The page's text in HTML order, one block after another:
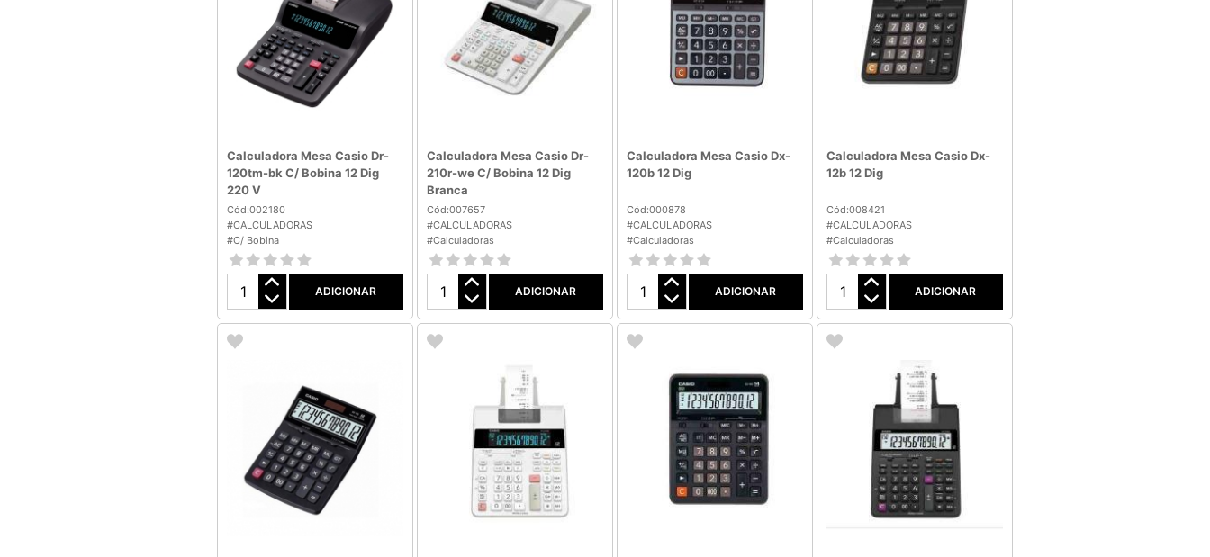
Calculadora Mesa Casio Dr-
120tm-bk C/ Bobina 12 Dig
220 V
Cód:002180
#CALCULADORAS
#C/ Bobina
ADICIONAR
Calculadora Mesa Casio Dr-
210r-we C/ Bobina 12 Dig
Branca
Cód:007657
#CALCULADORAS
#Calculadoras
ADICIONAR
Calculadora Mesa Casio Dx-
120b 12 Dig
Cód:000878
#CALCULADORAS
#Calculadoras
ADICIONAR
Calculadora Mesa Casio Dx-
12b 12 Dig
Cód:008421
#CALCULADORAS
#Calculadoras
ADICIONAR